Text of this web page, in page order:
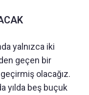
yalnızca iki
geçen bir
olacağız.
yılda beş buçuk